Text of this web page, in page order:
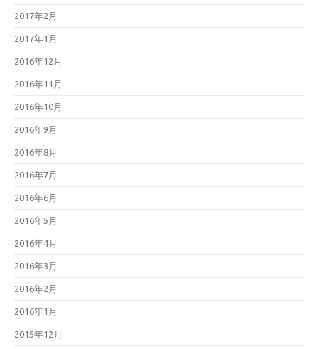
2017年2月
2017年1月
2016年12月
2016年11月
2016年10月
2016年9月
2016年8月
2016年7月
2016年6月
2016年5月
2016年4月
2016年3月
2016年2月
2016年1月
2015年12月